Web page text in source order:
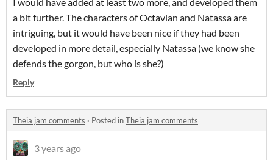
a bit further. The characters of Octavian and Natassa are
intriguing, but it would have been nice if they had been
developed in more detail, especially Natassa (we know she
defends the gorgon, but who is she?)
Reply
Theia jam comments · Posted inTheia jam comments
3 years ago